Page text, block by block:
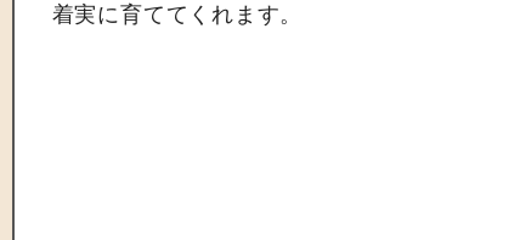
着実に育ててくれます。